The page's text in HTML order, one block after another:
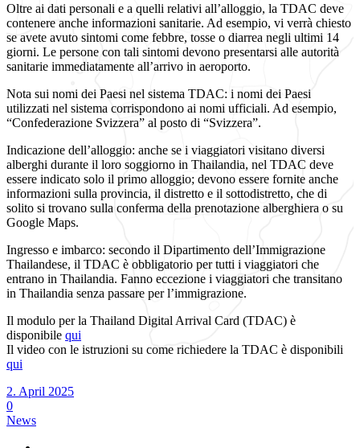
Oltre ai dati personali e a quelli relativi all’alloggio, la TDAC deve
contenere anche informazioni sanitarie. Ad esempio, vi verrà chiesto
se avete avuto sintomi come febbre, tosse o diarrea negli ultimi 14
giorni. Le persone con tali sintomi devono presentarsi alle autorità
sanitarie immediatamente all’arrivo in aeroporto.
Nota sui nomi dei Paesi nel sistema TDAC: i nomi dei Paesi
utilizzati nel sistema corrispondono ai nomi ufficiali. Ad esempio,
“Confederazione Svizzera” al posto di “Svizzera”.
Indicazione dell’alloggio: anche se i viaggiatori visitano diversi
alberghi durante il loro soggiorno in Thailandia, nel TDAC deve
essere indicato solo il primo alloggio; devono essere fornite anche
informazioni sulla provincia, il distretto e il sottodistretto, che di
solito si trovano sulla conferma della prenotazione alberghiera o su
Google Maps.
Ingresso e imbarco: secondo il Dipartimento dell’Immigrazione
Thailandese, il TDAC è obbligatorio per tutti i viaggiatori che
entrano in Thailandia. Fanno eccezione i viaggiatori che transitano
in Thailandia senza passare per l’immigrazione.
Il modulo per la Thailand Digital Arrival Card (TDAC) è
disponibile qui
Il video con le istruzioni su come richiedere la TDAC è disponibili
qui
2. April 2025
0
News